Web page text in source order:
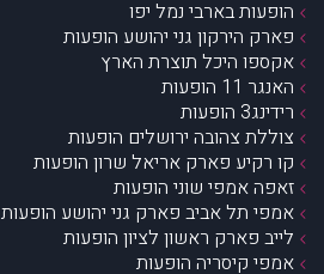
הופעות בארבי נמל יפו
פארק הירקון גני יהושע הופעות
אקספו היכל תוצרת הארץ
האנגר 11 הופעות
רידינג3 הופעות
צוללת צהובה ירושלים הופעות
קו רקיע פארק אריאל שרון הופעות
זאפה אמפי שוני הופעות
אמפי תל אביב פארק גני יהושע הופעות
לייב פארק ראשון לציון הופעות
אמפי קיסריה הופעות